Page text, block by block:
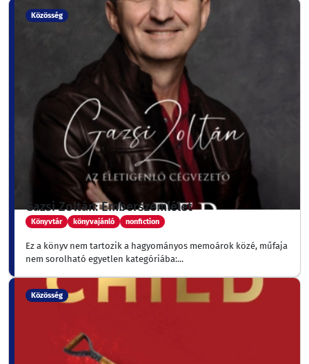
Közösség
Gazsi Zoltán: Emberszemlélet
Könyvtár könyvajánló nonfiction
Ez a könyv nem tartozik a hagyományos memoárok közé, műfaja
nem sorolható egyetlen kategóriába:...
Közösség